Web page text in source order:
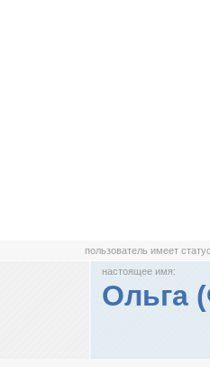
пользователь имеет
настоящее имя:
Ольга